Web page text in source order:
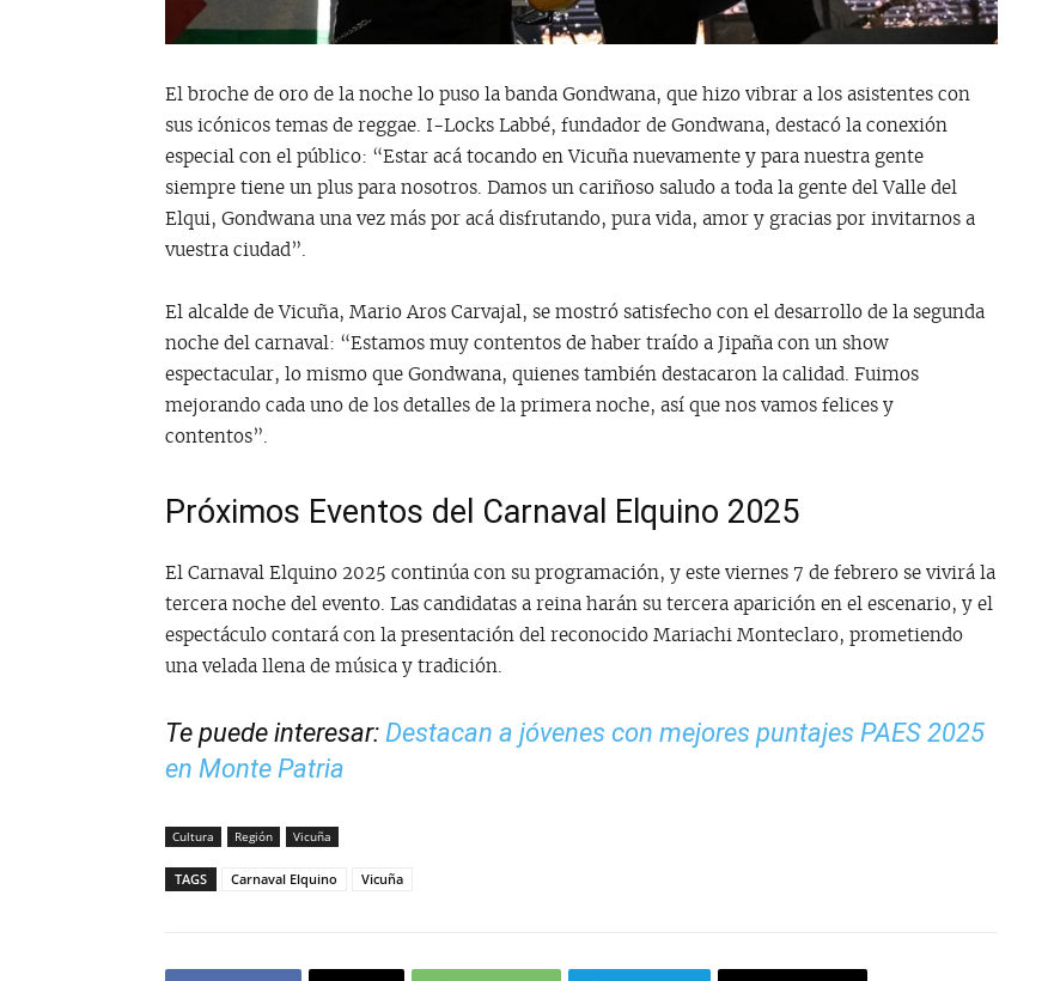
El broche de oro de la noche lo puso la banda Gondwana, que hizo vibrar a los asistentes con
sus icónicos temas de reggae. I-Locks Labbé, fundador de Gondwana, destacó la conexión
especial con el público: “Estar acá tocando en Vicuña nuevamente y para nuestra gente
siempre tiene un plus para nosotros. Damos un cariñoso saludo a toda la gente del Valle del
Elqui, Gondwana una vez más por acá disfrutando, pura vida, amor y gracias por invitarnos a
vuestra ciudad”.
El alcalde de Vicuña, Mario Aros Carvajal, se mostró satisfecho con el desarrollo de la segunda
noche del carnaval: “Estamos muy contentos de haber traído a Jipaña con un show
espectacular, lo mismo que Gondwana, quienes también destacaron la calidad. Fuimos
mejorando cada uno de los detalles de la primera noche, así que nos vamos felices y
contentos”.
Próximos Eventos del Carnaval Elquino 2025
El Carnaval Elquino 2025 continúa con su programación, y este viernes 7 de febrero se vivirá la
tercera noche del evento. Las candidatas a reina harán su tercera aparición en el escenario, y el
espectáculo contará con la presentación del reconocido Mariachi Monteclaro, prometiendo
una velada llena de música y tradición.
Te puede interesar: Destacan a jóvenes con mejores puntajes PAES 2025
en Monte Patria
Cultura Región Vicuña
TAGS Carnaval Elquino Vicuña